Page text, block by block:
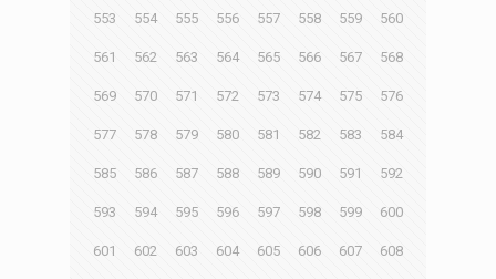
553 554 555 556 557 558 559 560
561 562 563 564 565 566 567 568
569 570 571 572 573 574 575 576
577 578 579 580 581 582 583 584
585 586 587 588 589 590 591 592
593 594 595 596 597 598 599 600
601 602 603 604 605 606 607 608